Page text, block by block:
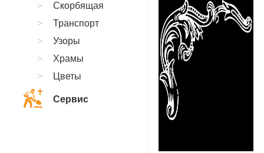
Скорбящая
Транспорт
Узоры
Храмы
Цветы
Сервис